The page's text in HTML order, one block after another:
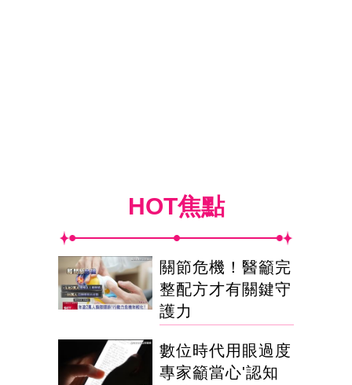
HOT焦點
關節危機！醫籲完
整配方才有關鍵守
護力
數位時代用眼過度
專家籲當心'認知